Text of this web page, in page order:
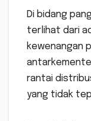
Di bidang
terlihat dari
kewenangan
rantai
yang tidak